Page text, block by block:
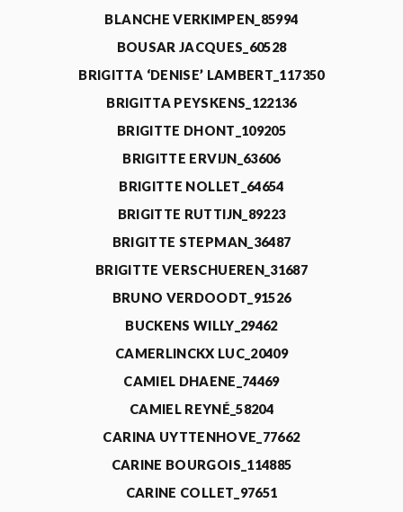
BLANCHE VERKIMPEN_85994
BOUSAR JACQUES_60528
BRIGITTA ‘DENISE’ LAMBERT_117350
BRIGITTA PEYSKENS_122136
BRIGITTE DHONT_109205
BRIGITTE ERVIJN_63606
BRIGITTE NOLLET_64654
BRIGITTE RUTTIJN_89223
BRIGITTE STEPMAN_36487
BRIGITTE VERSCHUEREN_31687
BRUNO VERDOODT_91526
BUCKENS WILLY_29462
CAMERLINCKX LUC_20409
CAMIEL DHAENE_74469
CAMIEL REYNÉ_58204
CARINA UYTTENHOVE_77662
CARINE BOURGOIS_114885
CARINE COLLET_97651